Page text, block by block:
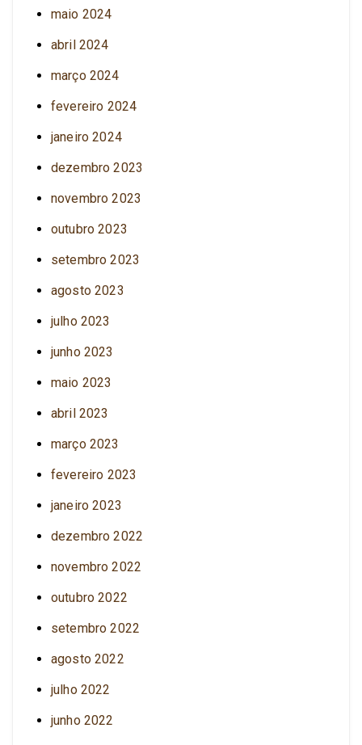
maio 2024
abril 2024
março 2024
fevereiro 2024
janeiro 2024
dezembro 2023
novembro 2023
outubro 2023
setembro 2023
agosto 2023
julho 2023
junho 2023
maio 2023
abril 2023
março 2023
fevereiro 2023
janeiro 2023
dezembro 2022
novembro 2022
outubro 2022
setembro 2022
agosto 2022
julho 2022
junho 2022